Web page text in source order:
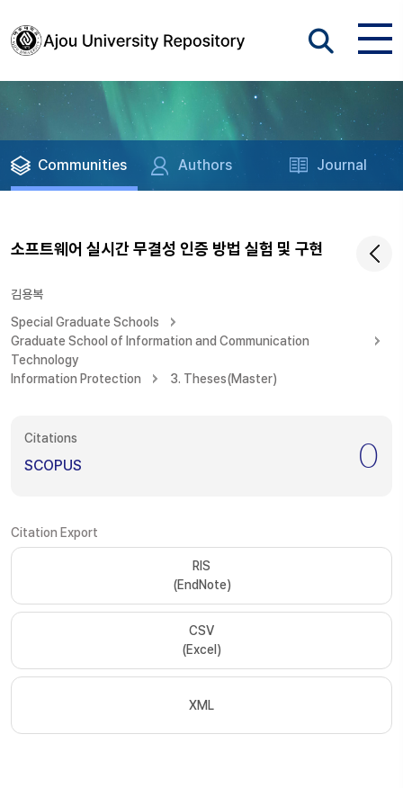
Communities Authors Journal
소프트웨어 실시간 무결성 인증 방법 실험 및 구현
김용복
Special Graduate Schools
Graduate School of Information and Communication
Technology
Information Protection
3. Theses(Master)
Citations
SCOPUS 0
Citation Export
RIS
(EndNote)
CSV
(Excel)
XML